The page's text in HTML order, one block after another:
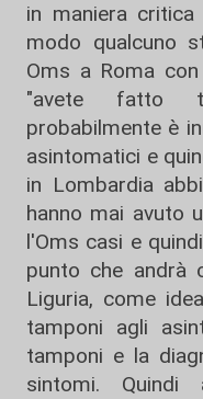
in maniera
modo qualcuno
Oms a Roma
"avete fatto
probabilmente è
asintomatici e
in Lombardia
hanno mai avuto
l'Oms casi e
punto che andrà
Liguria, come
tamponi agli
tamponi e la
sintomi.